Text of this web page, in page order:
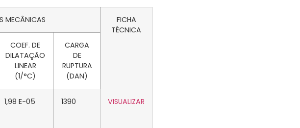
MECÂNICAS
FICHA
TÉCNICA
COEF. DE
DILATAÇÃO
LINEAR
(1/°C)
CARGA
DE
RUPTURA
(DAN)
1,98 E-05 1390 VISUALIZAR